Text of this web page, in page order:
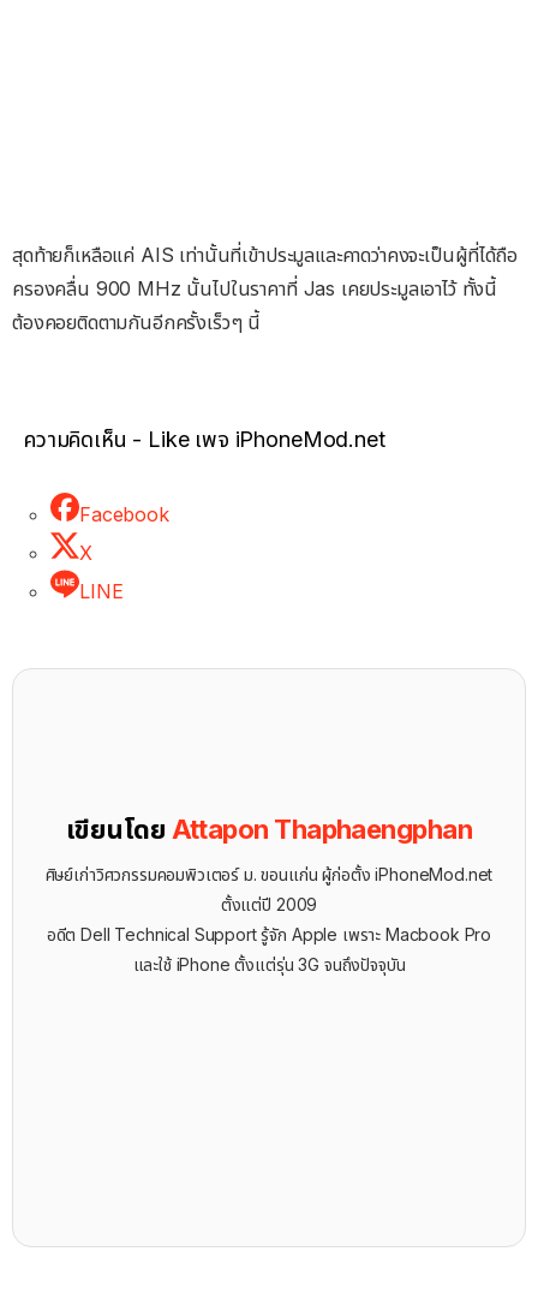
สุดท้ายก็เหลือแค่ AIS เท่านั้นที่เข้าประมูลและคาดว่าคงจะเป็นผู้ที่ได้ถือ
ครองคลื่น 900 MHz นั้นไปในราคาที่ Jas เคยประมูลเอาไว้ ทั้งนี้
ต้องคอยติดตามกันอีกครั้งเร็วๆ นี้
ความคิดเห็น - Like เพจ iPhoneMod.net
Facebook
X
LINE
เขียนโดย Attapon Thaphaengphan
ศิษย์เก่าวิศวกรรมคอมพิวเตอร์ ม. ขอนแก่น ผู้ก่อตั้ง iPhoneMod.net
ตั้งแต่ปี 2009
อดีต Dell Technical Support รู้จัก ​Apple เพราะ Macbook Pro
และใช้ iPhone ตั้งแต่รุ่น 3G จนถึงปัจจุบัน